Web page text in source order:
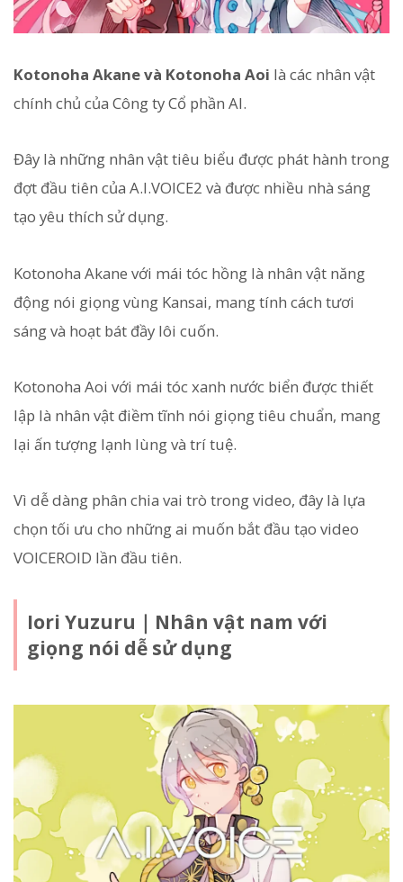
Kotonoha Akane và Kotonoha Aoi là các nhân vật
chính chủ của Công ty Cổ phần AI.
Đây là những nhân vật tiêu biểu được phát hành trong
đợt đầu tiên của A.I.VOICE2 và được nhiều nhà sáng
tạo yêu thích sử dụng.
Kotonoha Akane với mái tóc hồng là nhân vật năng
động nói giọng vùng Kansai, mang tính cách tươi
sáng và hoạt bát đầy lôi cuốn.
Kotonoha Aoi với mái tóc xanh nước biển được thiết
lập là nhân vật điềm tĩnh nói giọng tiêu chuẩn, mang
lại ấn tượng lạnh lùng và trí tuệ.
Vì dễ dàng phân chia vai trò trong video, đây là lựa
chọn tối ưu cho những ai muốn bắt đầu tạo video
VOICEROID lần đầu tiên.
Iori Yuzuru｜Nhân vật nam với
giọng nói dễ sử dụng